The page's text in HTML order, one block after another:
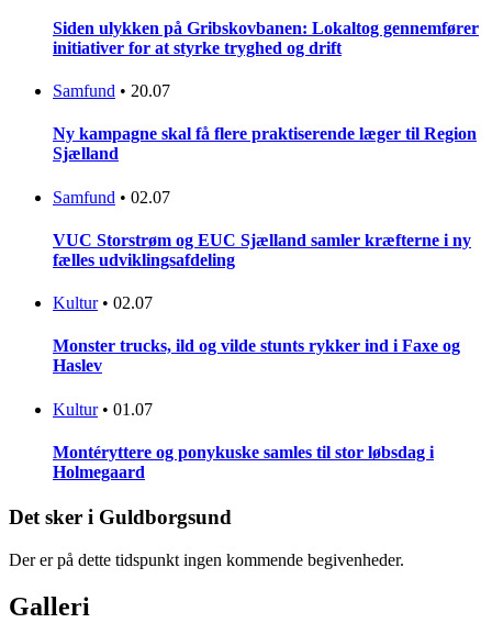
Siden ulykken på Gribskovbanen: Lokaltog gennemfører
initiativer for at styrke tryghed og drift
Samfund • 20.07
Ny kampagne skal få flere praktiserende læger til Region
Sjælland
Samfund • 02.07
VUC Storstrøm og EUC Sjælland samler kræfterne i ny
fælles udviklingsafdeling
Kultur • 02.07
Monster trucks, ild og vilde stunts rykker ind i Faxe og
Haslev
Kultur • 01.07
Montéryttere og ponykuske samles til stor løbsdag i
Holmegaard
Det sker i Guldborgsund
Der er på dette tidspunkt ingen kommende begivenheder.
Galleri